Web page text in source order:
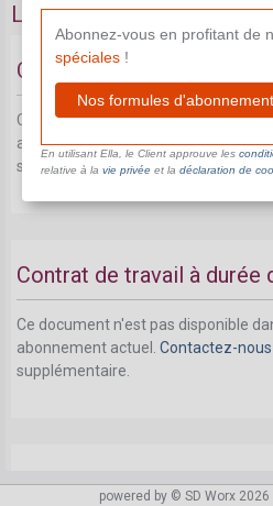
La durée du contract de
Contrat de travail à durée
Ce document n'est pas disponible
abonnement actuel.Contactez-nous
supplémentaire.
Contrat de travail à durée
Ce document n'est pas disponible
abonnement actuel. Contactez-nous
supplémentaire.
Contrat de travail pour un
powered by © SD Worx 2026
Abonnez-vous en profitant de
spéciales!
Nos formules
En utilisant Ella, le Client approuve les
relative à la vie privéeet la déclaration de